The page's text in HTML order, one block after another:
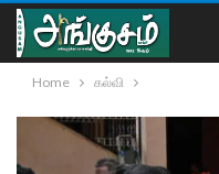
Home கல்வி